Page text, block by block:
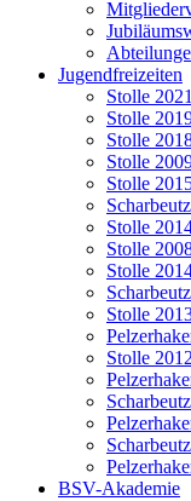
Jugendfreizeiten
Stolle 2021
Stolle
Stolle
Stolle
Stolle
Stolle
Stolle
Stolle
Stolle
Stolle 2012
BSV-Akademie